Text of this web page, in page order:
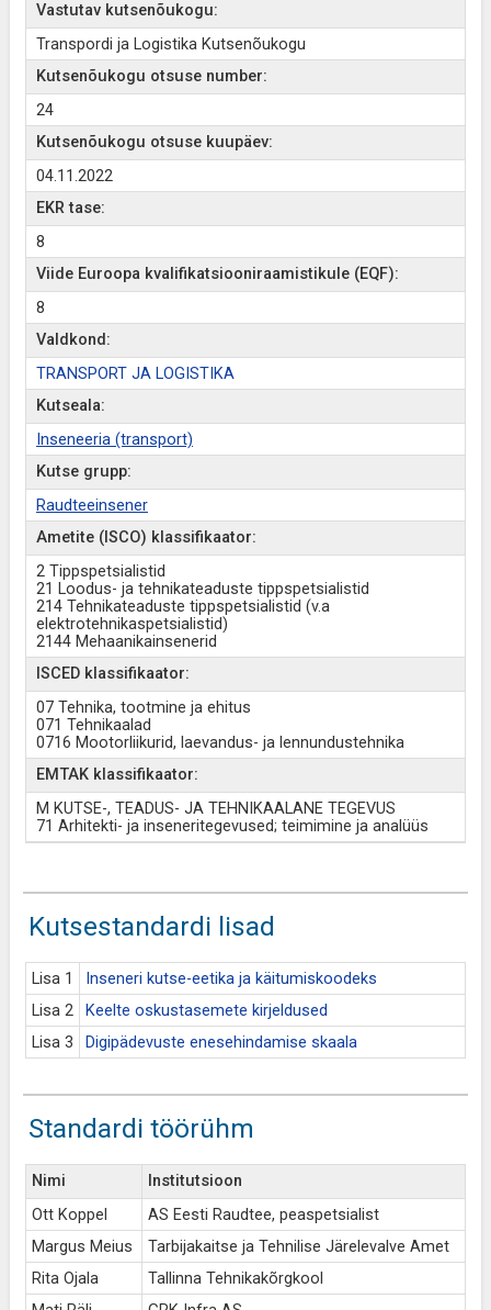
Vastutav kutsenõukogu:
Transpordi ja Logistika Kutsenõukogu
Kutsenõukogu otsuse number:
24
Kutsenõukogu otsuse kuupäev:
04.11.2022
EKR tase:
8
Viide Euroopa kvalifikatsiooniraamistikule (EQF):
8
Valdkond:
TRANSPORT JA LOGISTIKA
Kutseala:
Inseneeria (transport)
Kutse grupp:
Raudteeinsener
Ametite (ISCO) klassifikaator:
2 Tippspetsialistid
21 Loodus- ja tehnikateaduste tippspetsialistid
214 Tehnikateaduste tippspetsialistid (v.a
elektrotehnikaspetsialistid)
2144 Mehaanikainsenerid
ISCED klassifikaator:
07 Tehnika, tootmine ja ehitus
071 Tehnikaalad
0716 Mootorliikurid, laevandus- ja lennundustehnika
EMTAK klassifikaator:
M KUTSE-, TEADUS- JA TEHNIKAALANE TEGEVUS
71 Arhitekti- ja inseneritegevused; teimimine ja analüüs
Kutsestandardi lisad
Lisa 1
Inseneri kutse-eetika ja käitumiskoodeks
Lisa 2
Keelte oskustasemete kirjeldused
Lisa 3
Digipädevuste enesehindamise skaala
Standardi töörühm
Nimi
Institutsioon
Ott Koppel
AS Eesti Raudtee, peaspetsialist
Margus Meius
Tarbijakaitse ja Tehnilise Järelevalve Amet
Rita Ojala
Tallinna Tehnikakõrgkool